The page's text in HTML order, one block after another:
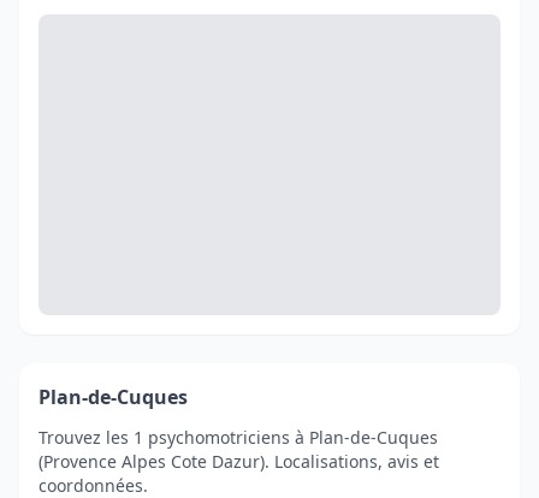
Plan-de-Cuques
Trouvez les 1 psychomotriciens à Plan-de-Cuques
(Provence Alpes Cote Dazur). Localisations, avis et
coordonnées.